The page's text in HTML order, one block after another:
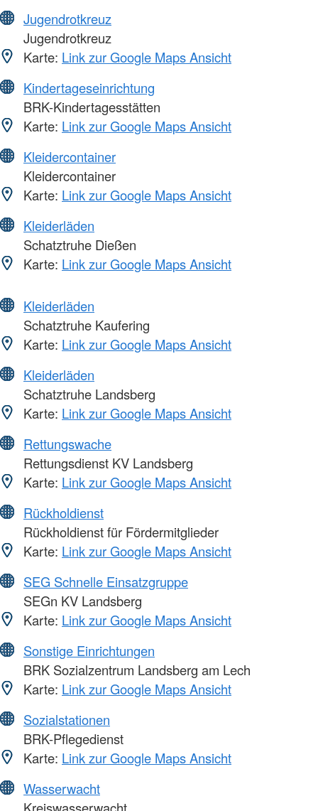
Jugendrotkreuz
Jugendrotkreuz
Karte: Link zur Google Maps Ansicht
Kindertageseinrichtung
BRK-Kindertagesstätten
Karte: Link zur Google Maps Ansicht
Kleidercontainer
Kleidercontainer
Karte: Link zur Google Maps Ansicht
Kleiderläden
Schatztruhe Dießen
Karte: Link zur Google Maps Ansicht
Kleiderläden
Schatztruhe Kaufering
Karte: Link zur Google Maps Ansicht
Kleiderläden
Schatztruhe Landsberg
Karte: Link zur Google Maps Ansicht
Rettungswache
Rettungsdienst KV Landsberg
Karte: Link zur Google Maps Ansicht
Rückholdienst
Rückholdienst für Fördermitglieder
Karte: Link zur Google Maps Ansicht
SEG Schnelle Einsatzgruppe
SEGn KV Landsberg
Karte: Link zur Google Maps Ansicht
Sonstige Einrichtungen
BRK Sozialzentrum Landsberg am Lech
Karte: Link zur Google Maps Ansicht
Sozialstationen
BRK-Pflegedienst
Karte: Link zur Google Maps Ansicht
Wasserwacht